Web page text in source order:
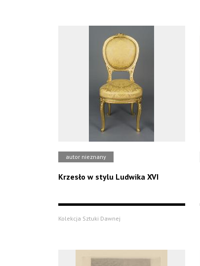
autor nieznany
Krzesło w stylu Ludwika XVI
Kolekcja Sztuki Dawnej